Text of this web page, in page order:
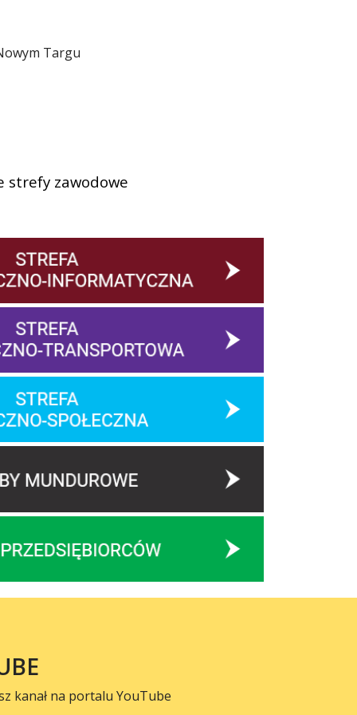
Targu
strefy zawodowe
kanał na portalu YouTube